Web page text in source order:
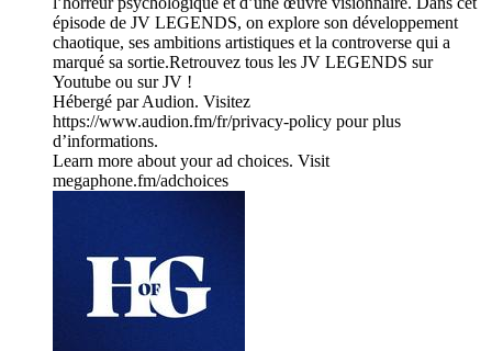
épisode de JV LEGENDS, on explore son développement
chaotique, ses ambitions artistiques et la controverse qui a
marqué sa sortie.Retrouvez tous les JV LEGENDS sur
Youtube ou sur JV !
Hébergé par Audion. Visitez
https://www.audion.fm/fr/privacy-policy pour plus
d’informations.
Learn more about your ad choices. Visit
megaphone.fm/adchoices